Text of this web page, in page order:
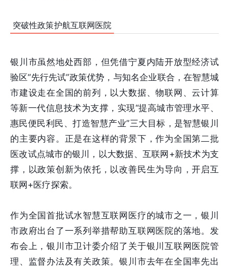
突破性政策护航互联网医院
银川市虽然地处西部，但凭借宁夏内陆开放型经济试
验区“先行先试”政策优势，与知名企业联合，在智慧城
市建设走在全国的前列，以大数据、物联网、云计算
等新一代信息技术为支撑，实现“提高城市管理水平、
惠民便民利民、打造智慧产业”三大目标，是智慧银川
的主要内容。正是在这样的背景下，作为全国第二批
医改试点城市的银川，以大数据、互联网+新技术为支
撑，以政策创新为依托，以改善民生为导向，开启互
联网+医疗探索。
作为全国首批试水智慧互联网医疗的城市之一，银川
市政府出台了一系列举措帮助互联网医院的落地。发
布会上，银川市卫计委介绍了关于银川互联网医院管
理、监督办法及有关政策。银川市去年在全国率先出